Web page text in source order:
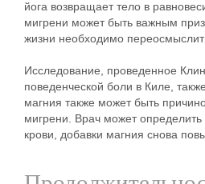
йога возвращает тело в
мигрени может быть важным
жизни необходимо
Исследование, проведенное
поведенческой боли в Киле,
магния также может быть
мигрени. Врач может
крови, добавки магния снова